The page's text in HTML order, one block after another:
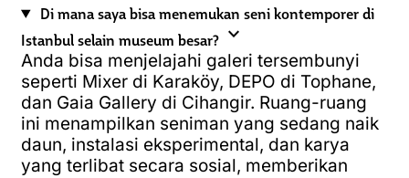
Di mana saya bisa menemukan seni kontemporer di
Istanbul selain museum besar? expand_more
Anda bisa menjelajahi galeri tersembunyi
seperti Mixer di Karaköy, DEPO di Tophane,
dan Gaia Gallery di Cihangir. Ruang-ruang
ini menampilkan seniman yang sedang naik
daun, instalasi eksperimental, dan karya
yang terlibat secara sosial, memberikan